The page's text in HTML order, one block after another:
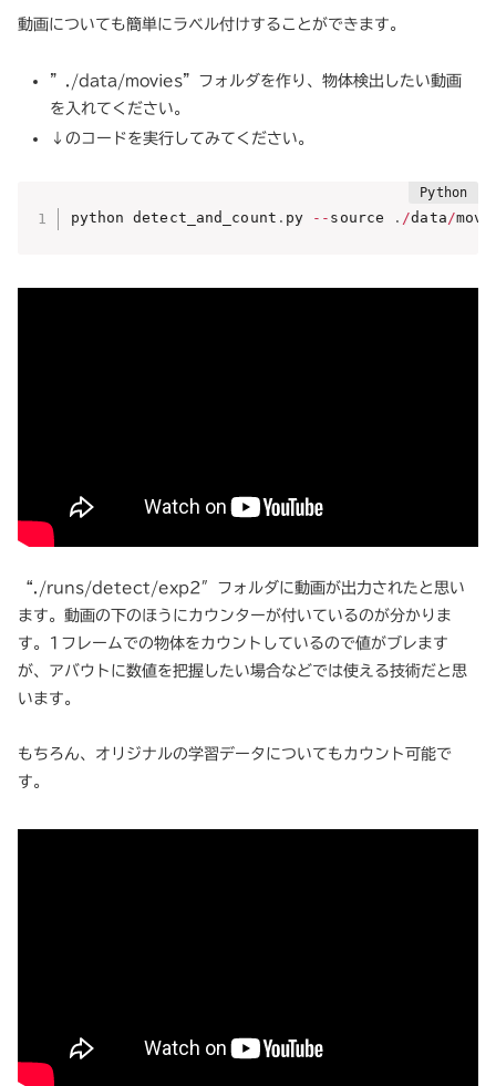
動画についても簡単にラベル付けすることができます。
”./data/movies”フォルダを作り、物体検出したい動画
を入れてください。
↓のコードを実行してみてください。
python detect_and_count . py - - source . /data/
“./runs/detect/exp2″フォルダに動画が出力されたと思い
ます。動画の下のほうにカウンターが付いているのが分かりま
す。1フレームでの物体をカウントしているので値がブレます
が、アバウトに数値を把握したい場合などでは使える技術だと思
います。
もちろん、オリジナルの学習データについてもカウント可能で
す。